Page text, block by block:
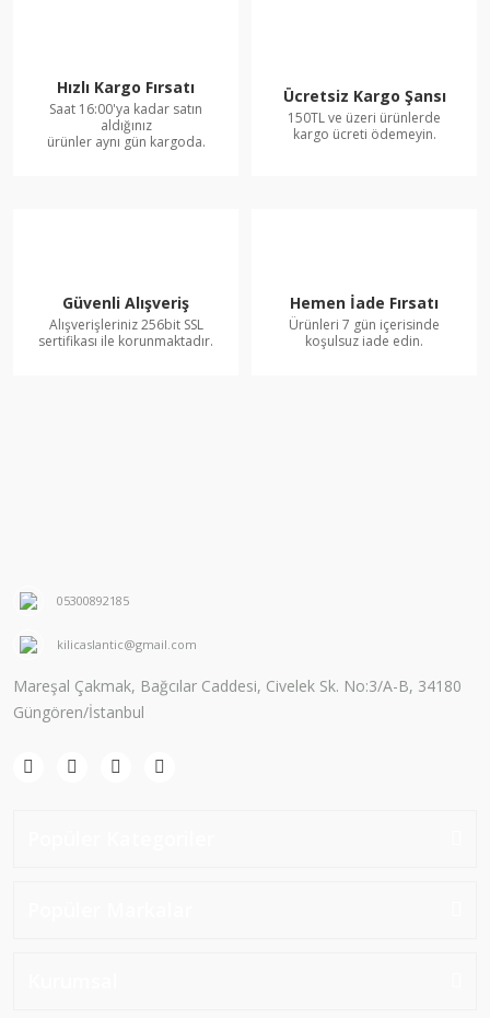
Hızlı Kargo Fırsatı
Saat 16:00'ya kadar satın
aldığınız
ürünler aynı gün kargoda.
Ücretsiz Kargo Şansı
150TL ve üzeri ürünlerde
kargo ücreti ödemeyin.
Güvenli Alışveriş
Alışverişleriniz 256bit SSL
sertifikası ile korunmaktadır.
Hemen İade Fırsatı
Ürünleri 7 gün içerisinde
koşulsuz iade edin.
05300892185
kilicaslantic@gmail.com
Mareşal Çakmak, Bağcılar Caddesi, Civelek Sk. No:3/A-B, 34180
Güngören/İstanbul